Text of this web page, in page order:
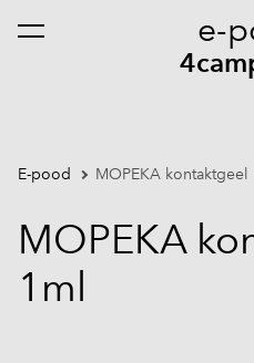
e-
lisati ostukorvi. Vaata
E-pood MOPEKA kontaktgeel
MOPEKA
1ml